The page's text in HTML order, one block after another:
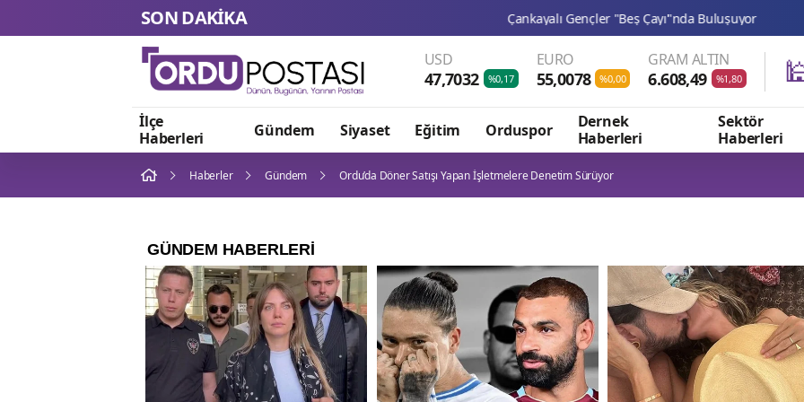
SON DAKİKA Çankayalı Gençler "Beş Çayı"nda Buluşuyor Keçiören
USD
47,7032 %0,17
EURO
55,0078 %0,00
GRAM ALTIN
6.608,49 %1,80
İlçe
Haberleri
Gündem Siyaset Eğitim Orduspor
Dernek
Haberleri
Sektör
Haberleri
Haberler Gündem Ordu’da Döner Satışı Yapan İşletmelere Denetim Sürüyor